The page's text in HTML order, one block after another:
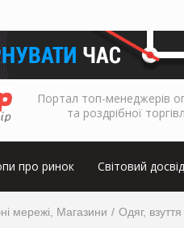
Портал топ-менеджерів
та роздрібної
про ринок Світовий досвід
мережі, Магазини Одяг, взуття